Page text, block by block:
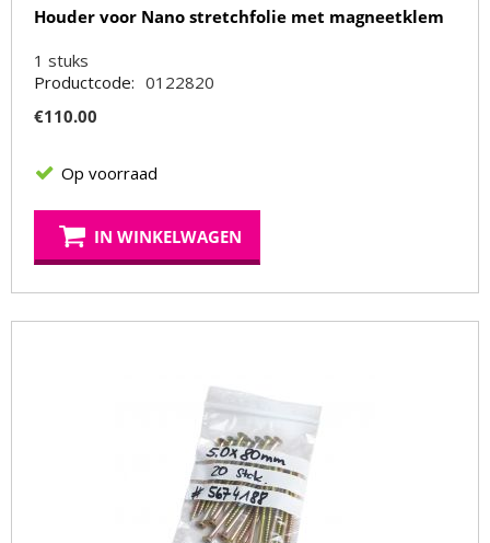
Houder voor Nano stretchfolie met magneetklem
1 stuks
Productcode: 0122820
€110.00
Op voorraad
IN WINKELWAGEN